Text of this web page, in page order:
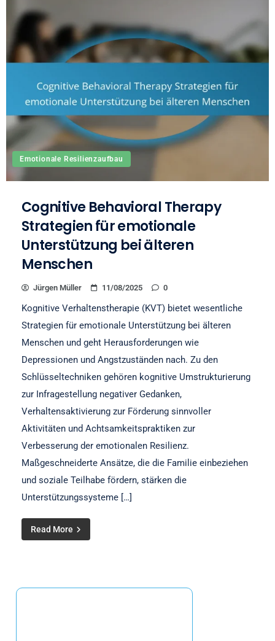
Emotionale Resilienzaufbau
Cognitive Behavioral Therapy
Strategien für emotionale
Unterstützung bei älteren
Menschen
Jürgen Müller 11/08/2025 0
Kognitive Verhaltenstherapie (KVT) bietet wesentliche
Strategien für emotionale Unterstützung bei älteren
Menschen und geht Herausforderungen wie
Depressionen und Angstzuständen nach. Zu den
Schlüsseltechniken gehören kognitive Umstrukturierung
zur Infragestellung negativer Gedanken,
Verhaltensaktivierung zur Förderung sinnvoller
Aktivitäten und Achtsamkeitspraktiken zur
Verbesserung der emotionalen Resilienz.
Maßgeschneiderte Ansätze, die die Familie einbeziehen
und soziale Teilhabe fördern, stärken die
Unterstützungssysteme […]
Read More